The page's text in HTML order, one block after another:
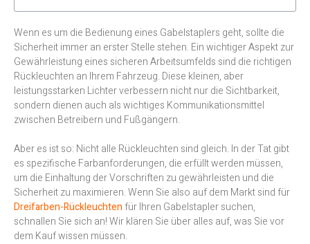
Wenn es um die Bedienung eines Gabelstaplers geht, sollte die
Sicherheit immer an erster Stelle stehen. Ein wichtiger Aspekt zur
Gewährleistung eines sicheren Arbeitsumfelds sind die richtigen
Rückleuchten an Ihrem Fahrzeug. Diese kleinen, aber
leistungsstarken Lichter verbessern nicht nur die Sichtbarkeit,
sondern dienen auch als wichtiges Kommunikationsmittel
zwischen Betreibern und Fußgängern.
Aber es ist so: Nicht alle Rückleuchten sind gleich. In der Tat gibt
es spezifische Farbanforderungen, die erfüllt werden müssen,
um die Einhaltung der Vorschriften zu gewährleisten und die
Sicherheit zu maximieren. Wenn Sie also auf dem Markt sind für
Dreifarben-Rückleuchten für Ihren Gabelstapler suchen,
schnallen Sie sich an! Wir klären Sie über alles auf, was Sie vor
dem Kauf wissen müssen.